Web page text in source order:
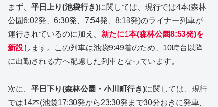
まず、 平日上り(池袋行き)に関しては、現行では4本(森林
公園6:02発、6:30発、7:54発、8:18発)のライナー列車が
運行されているのに加え、 新たに1本(森林公園8:53発)を
新設します。この列車は池袋9:49着のため、10時台以降
に出勤される方へ配慮した列車となっています。
次に、 平日下り(森林公園・小川町行き)に関しては、現行
では14本(池袋17:30発から23:30発まで30分おきに発車、